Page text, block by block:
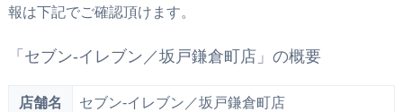
報は下記でご確認頂けます。
「セブン‐イレブン／坂戸鎌倉町店」の概要
店舗名 セブン‐イレブン／坂戸鎌倉町店